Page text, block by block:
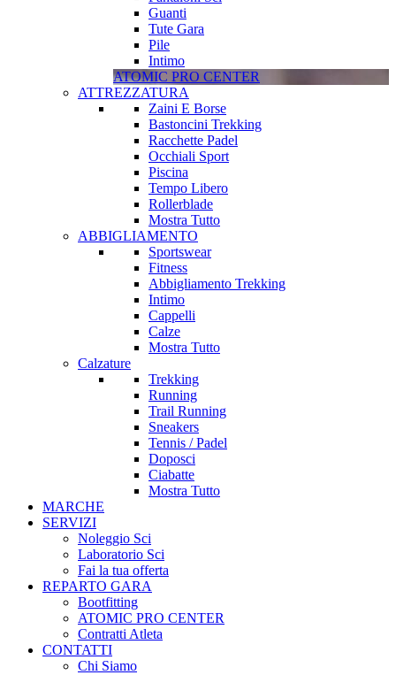
Guanti
Tute Gara
Pile
Intimo
ATOMIC PRO CENTER
ATTREZZATURA
Zaini E Borse
Bastoncini Trekking
Racchette Padel
Occhiali Sport
Piscina
Tempo Libero
Rollerblade
Mostra Tutto
ABBIGLIAMENTO
Sportswear
Fitness
Abbigliamento Trekking
Intimo
Cappelli
Calze
Mostra Tutto
Calzature
Trekking
Running
Trail Running
Sneakers
Tennis / Padel
Doposci
Ciabatte
Mostra Tutto
MARCHE
SERVIZI
Noleggio Sci
Laboratorio Sci
Fai la tua offerta
REPARTO GARA
Bootfitting
ATOMIC PRO CENTER
Contratti Atleta
CONTATTI
Chi Siamo